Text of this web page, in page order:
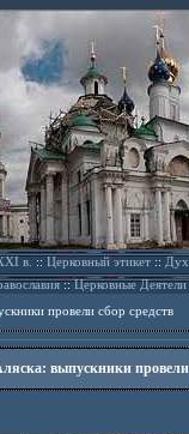
в.::Церковный этикет::
::Церковные Деятели
провели сбор средств
выпускники провели